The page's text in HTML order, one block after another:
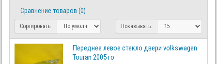
Сравнение товаров (0)
Сортировать: Показывать:
Переднее левое стекло двери volkswagen
Touran 2005 го